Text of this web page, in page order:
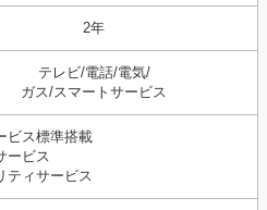
2年
テレビ/電話/電気/
ガス/スマートサービス
ビス標準搭載
ービス
ティサービス